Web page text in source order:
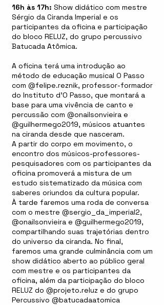
16h às 17h: Show didático com mestre
Sérgio da Ciranda Imperial e os
participantes da oficina e participação
do bloco RELUZ, do grupo percussivo
Batucada Atômica.
A oficina terá uma introdução ao
método de educação musical O Passo
com @felipe.reznik, professor-formador
do Instituto d’O Passo, que montará a
base para uma vivência de canto e
percussão com @onailsonvieira e
@guilhermego2019, músicos atuantes
na ciranda desde que nasceram.
A partir do corpo em movimento, o
encontro dos músicos-professores-
pesquisadores com os participantes da
oficina promoverá a mistura de um
estudo sistematizado da música com
saberes oriundos da cultura popular.
À tarde faremos uma roda de conversa
com o mestre @sergio_da_imperial2,
@onailsonvieira e @guilhermego2019,
compartilhando suas trajetórias dentro
do universo da ciranda. No final,
faremos uma grande culminância com um
show didático aberto ao público geral
com mestre e os participantes da
oficina, além da participação do bloco
RELUZ do @projeto.reluz e do grupo
Percussivo @batucadaatomica